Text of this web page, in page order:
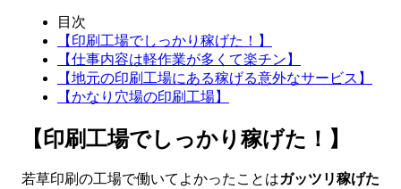
目次
【印刷工場でしっかり稼げた！】
【仕事内容は軽作業が多くて楽チン】
【地元の印刷工場にある稼げる意外なサービス】
【かなり穴場の印刷工場】
【印刷工場でしっかり稼げた！】
若草印刷の工場で働いてよかったことはガッツリ稼げた